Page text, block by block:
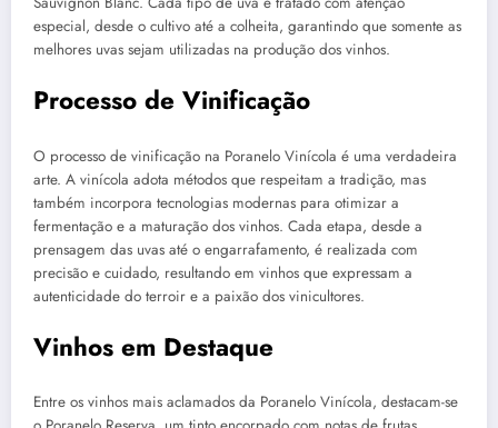
especial, desde o cultivo até a colheita, garantindo que somente as
melhores uvas sejam utilizadas na produção dos vinhos.
Processo de Vinificação
O processo de vinificação na Poranelo Vinícola é uma verdadeira
arte. A vinícola adota métodos que respeitam a tradição, mas
também incorpora tecnologias modernas para otimizar a
fermentação e a maturação dos vinhos. Cada etapa, desde a
prensagem das uvas até o engarrafamento, é realizada com
precisão e cuidado, resultando em vinhos que expressam a
autenticidade do terroir e a paixão dos vinicultores.
Vinhos em Destaque
Entre os vinhos mais aclamados da Poranelo Vinícola, destacam-se